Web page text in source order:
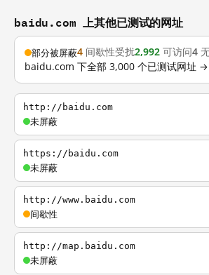
baidu.com 上其他已测试的网址
部分被屏蔽4 间歇性受扰2,992 可访问4
baidu.com 下全部 3,000 个已测试网址 →
http://baidu.com
未屏蔽
https://baidu.com
未屏蔽
http://www.baidu.com
间歇性
http://map.baidu.com
未屏蔽